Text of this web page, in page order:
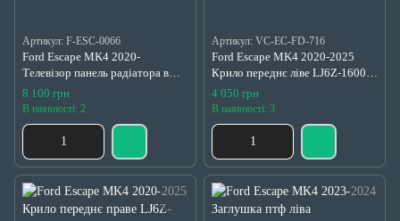
Артикул: F-ESC-0066
Ford Escape MK4 2020-
Телевізор панель радіатора в
зборі з жалюзі LX6Z5816146B,
LX6Z5816146A
8 100 грн
В наявності: 2
Артикул: VC-EC-FD-716
Ford Escape MK4 2020-2025
Крило переднє ліве LJ6Z-16006-
C
4 050 грн
В наявності: 3